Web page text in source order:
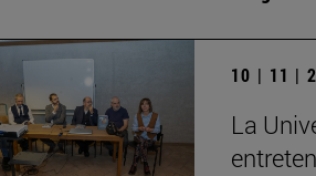
10 | 11 |
La